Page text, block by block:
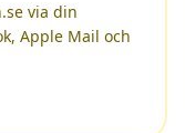
via din
Apple Mail och